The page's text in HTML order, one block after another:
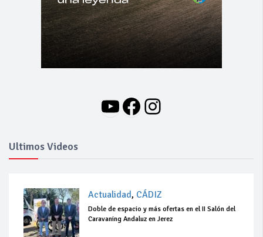
YouTube
Facebook
Instagram
Ultimos Videos
Actualidad, CÁDIZ
Doble de espacio y más ofertas en el II Salón del
Caravaning Andaluz en Jerez